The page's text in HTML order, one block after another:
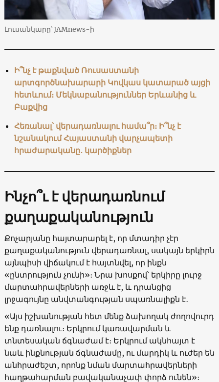
Լուսանկարը՝ JAMnews-ի
Ի՞նչ է թաքնված Ռուսաստանի
արտգործնախարարի Կովկաս կատարած այցի
հետևում։ Մեկնաբանություններ Երևանից և
Բաքվից
Հեռանալ՝ վերադառնալու համա՞ր։ Ի՞նչ է
նշանակում Հայաստանի վարչապետի
հրաժարականը․ կարծիքներ
Ինչո՞ւ է վերադառնում
քաղաքականություն
Քոչարյանը հայտարարել է, որ մտադիր չէր
քաղաքականություն վերադառնալ, սակայն երկիրն
այնպիսի վիճակում է հայտնվել, որ ինքն
«ընտրություն չունի»։ Նրա խոսքով՝ երկիրը լուրջ
մարտահրավերների առջև է, և դրանցից
լրջագույնը անվտանգության սպառնալիքն է․
«Այս իշխանության հետ մենք ձախողակ ժողովուրդ
ենք դառնալու։ Երկրում կառավարման և
տնտեսական ճգնաժամ է։ Երկրում ակնհայտ է
նաև ինքնության ճգնաժամը, ու մարդիկ և ուժեր են
անհրաժեշտ, որոնք նման մարտահրավերների
հաղթահարման բավականաչափ փորձ ունեն»։